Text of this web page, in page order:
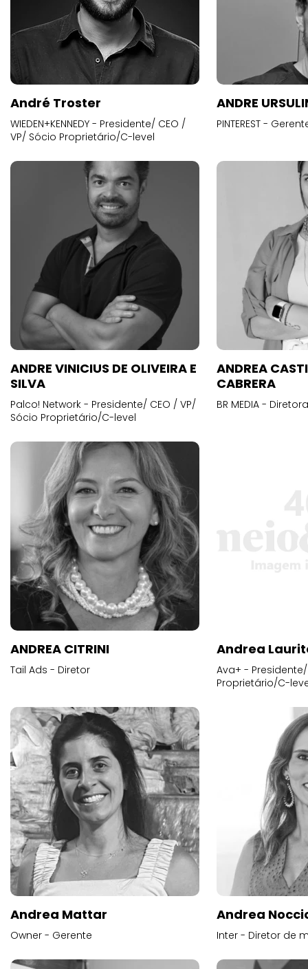
André Troster
WIEDEN+KENNEDY - Presidente/ CEO /
VP/ Sócio Proprietário/C-level
ANDRE
PINTEREST -
ANDRE VINICIUS DE OLIVEIRA E
SILVA
Palco! Network - Presidente/ CEO / VP/
Sócio Proprietário/C-level
ANDREA
CABRERA
BR MEDIA -
ANDREA CITRINI
Tail Ads - Diretor
Andrea
Ava+ -
Proprietário/C-
Andrea Mattar
Owner - Gerente
Andrea
Inter - Diretor de